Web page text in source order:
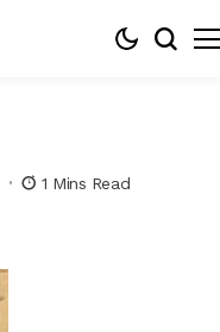
1 Mins Read